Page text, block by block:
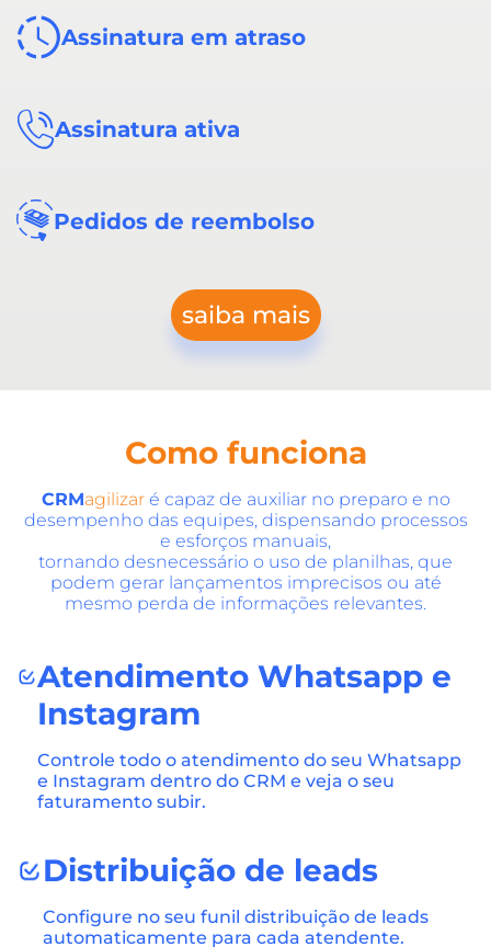
Assinatura em atraso
Assinatura ativa
Pedidos de reembolso
saiba mais
Como funciona
CRMagilizaré capaz de auxiliar no preparo e no
desempenho das equipes, dispensando processos
e esforços manuais,
tornando desnecessário o uso de planilhas, que
podem gerar lançamentos imprecisos ou até
mesmo perda de informações relevantes.
Atendimento Whatsapp e
Instagram
Controle todo o atendimento do seu Whatsapp
e Instagram dentro do CRM e veja o seu
faturamento subir.
Distribuição de leads
Configure no seu funil distribuição de leads
automaticamente para cada atendente.